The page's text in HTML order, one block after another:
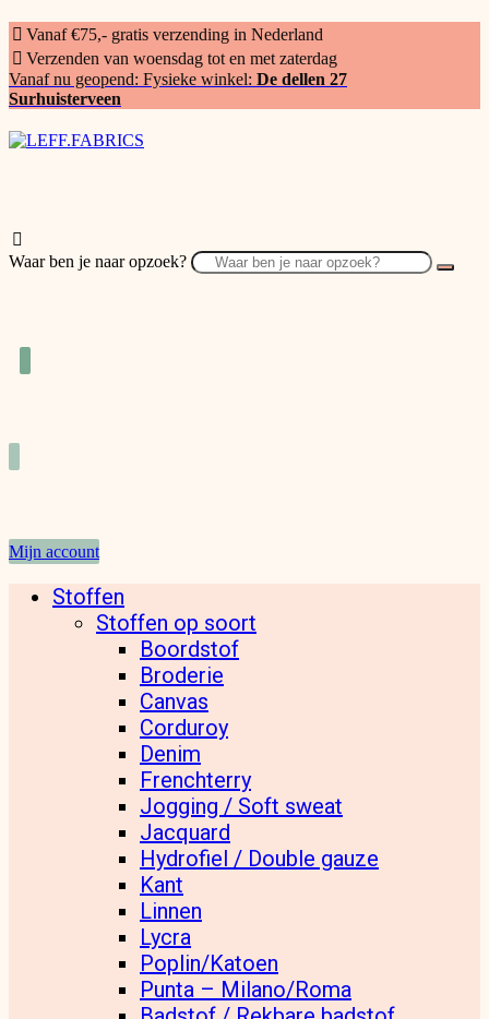
Vanaf €75,- gratis verzending in Nederland
Verzenden van woensdag tot en met zaterdag
Vanaf nu geopend: Fysieke winkel: De dellen 27
Surhuisterveen
Waar ben je naar opzoek?
Mijn account
Stoffen
Stoffen op soort
Boordstof
Broderie
Canvas
Corduroy
Denim
Frenchterry
Jogging / Soft sweat
Jacquard
Hydrofiel / Double gauze
Kant
Linnen
Lycra
Poplin/Katoen
Punta – Milano/Roma